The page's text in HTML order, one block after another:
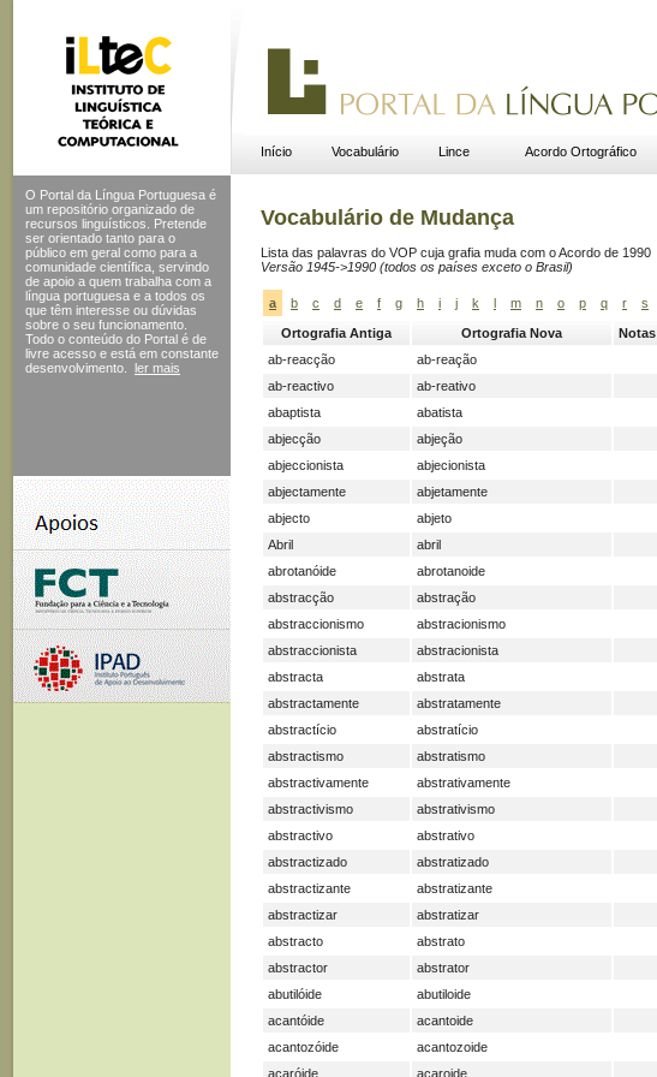
Início Vocabulário Lince Acordo Ortográfico
O Portal da Língua Portuguesa é
um repositório organizado de
recursos linguísticos. Pretende
ser orientado tanto para o
público em geral como para a
comunidade científica, servindo
de apoio a quem trabalha com a
língua portuguesa e a todos os
que têm interesse ou dúvidas
sobre o seu funcionamento.
Todo o conteúdo do Portal é de
livre acesso e está em constante
desenvolvimento.
ler mais
Vocabulário de Mudança
Lista das palavras do VOP cuja grafia muda com o Acordo de 1990
Versão 1945->1990 (todos os países exceto o Brasil)
a b c d e f g h i j k l m n o p q r s
Ortografia Antiga Ortografia Nova
Notas
ab-reacção
ab-reação
ab-reactivo
ab-reativo
abaptista
abatista
abjecção
abjeção
abjeccionista
abjecionista
abjectamente
abjetamente
abjecto
abjeto
Abril
abril
abrotanóide
abrotanoide
abstracção
abstração
abstraccionismo
abstracionismo
abstraccionista
abstracionista
abstracta
abstrata
abstractamente
abstratamente
abstractício
abstratício
abstractismo
abstratismo
abstractivamente
abstrativamente
abstractivismo
abstrativismo
abstractivo
abstrativo
abstractizado
abstratizado
abstractizante
abstratizante
abstractizar
abstratizar
abstracto
abstrato
abstractor
abstrator
abutilóide
abutiloide
acantóide
acantoide
acantozóide
acantozoide
acaróide
acaroide